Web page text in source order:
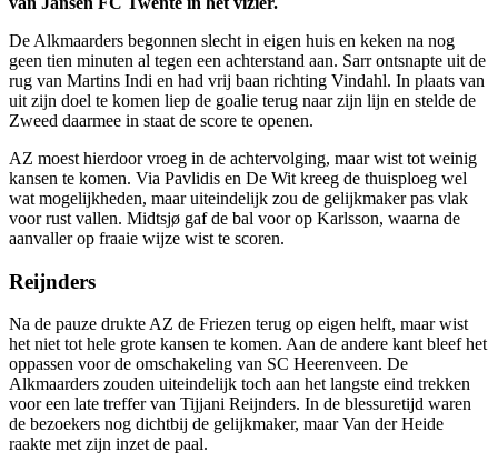
De Alkmaarders begonnen slecht in eigen huis en keken na nog
geen tien minuten al tegen een achterstand aan. Sarr ontsnapte uit de
rug van Martins Indi en had vrij baan richting Vindahl. In plaats van
uit zijn doel te komen liep de goalie terug naar zijn lijn en stelde de
Zweed daarmee in staat de score te openen.
AZ moest hierdoor vroeg in de achtervolging, maar wist tot weinig
kansen te komen. Via Pavlidis en De Wit kreeg de thuisploeg wel
wat mogelijkheden, maar uiteindelijk zou de gelijkmaker pas vlak
voor rust vallen. Midtsjø gaf de bal voor op Karlsson, waarna de
aanvaller op fraaie wijze wist te scoren.
Reijnders
Na de pauze drukte AZ de Friezen terug op eigen helft, maar wist
het niet tot hele grote kansen te komen. Aan de andere kant bleef het
oppassen voor de omschakeling van SC Heerenveen. De
Alkmaarders zouden uiteindelijk toch aan het langste eind trekken
voor een late treffer van Tijjani Reijnders. In de blessuretijd waren
de bezoekers nog dichtbij de gelijkmaker, maar Van der Heide
raakte met zijn inzet de paal.